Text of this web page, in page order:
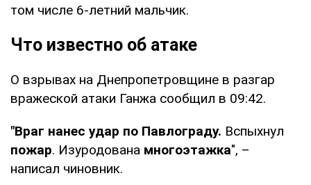
том числе 6-летний мальчик.
Что известно об атаке
О взрывах на Днепропетровщине в разгар
вражеской атаки Ганжа сообщил в 09:42.
"Враг нанес удар по Павлограду. Вспыхнул
пожар. Изуродована многоэтажка", –
написал чиновник.